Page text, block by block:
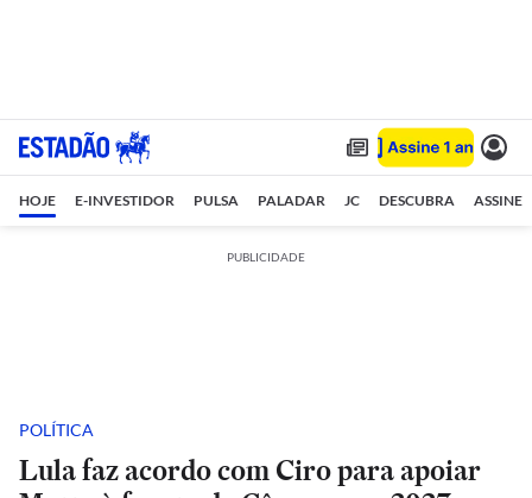
HOJE E-INVESTIDOR PULSA PALADAR JC DESCUBRA ASSINE
PUBLICIDADE
POLÍTICA
Lula faz acordo com Ciro para apoiar